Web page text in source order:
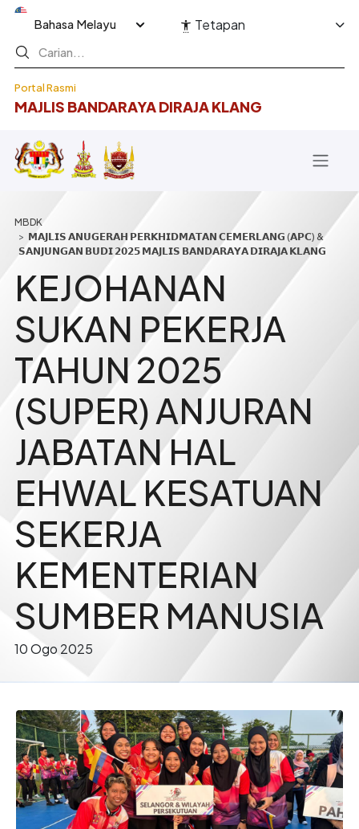
Langkau ke kandungan utama
Portal Rasmi
MAJLIS BANDARAYA DIRAJA KLANG
Select your language Tetapan
Breadcrumb
𝗠𝗔𝗝𝗟𝗜𝗦 𝗔𝗡𝗨𝗚𝗘𝗥𝗔𝗛 𝗣𝗘𝗥𝗞𝗛𝗜𝗗𝗠𝗔𝗧𝗔𝗡 𝗖𝗘𝗠𝗘𝗥𝗟𝗔𝗡𝗚 (𝗔𝗣𝗖) &
𝗦𝗔𝗡𝗝𝗨𝗡𝗚𝗔𝗡 𝗕𝗨𝗗𝗜 𝟮𝟬𝟮𝟱 𝗠𝗔𝗝𝗟𝗜𝗦 𝗕𝗔𝗡𝗗𝗔𝗥𝗔𝗬𝗔 𝗗𝗜𝗥𝗔𝗝𝗔 𝗞𝗟𝗔𝗡𝗚
KEJOHANAN
SUKAN PEKERJA
TAHUN 2025
(SUPER) ANJURAN
JABATAN HAL
EHWAL KESATUAN
SEKERJA
KEMENTERIAN
SUMBER MANUSIA
10 Ogo 2025